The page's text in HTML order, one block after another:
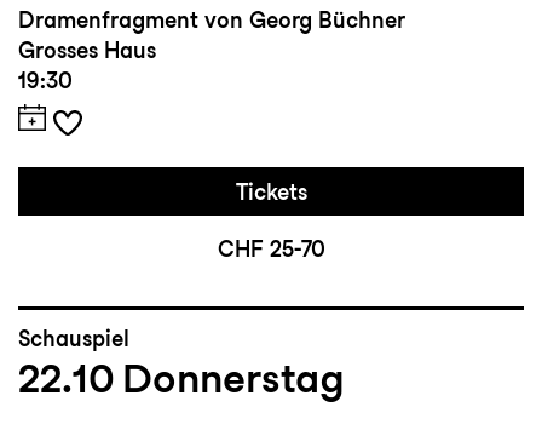
Dramenfragment von Georg Büchner
Grosses Haus
19:30
Tickets
CHF 25-70
Schauspiel
22.10 Donnerstag